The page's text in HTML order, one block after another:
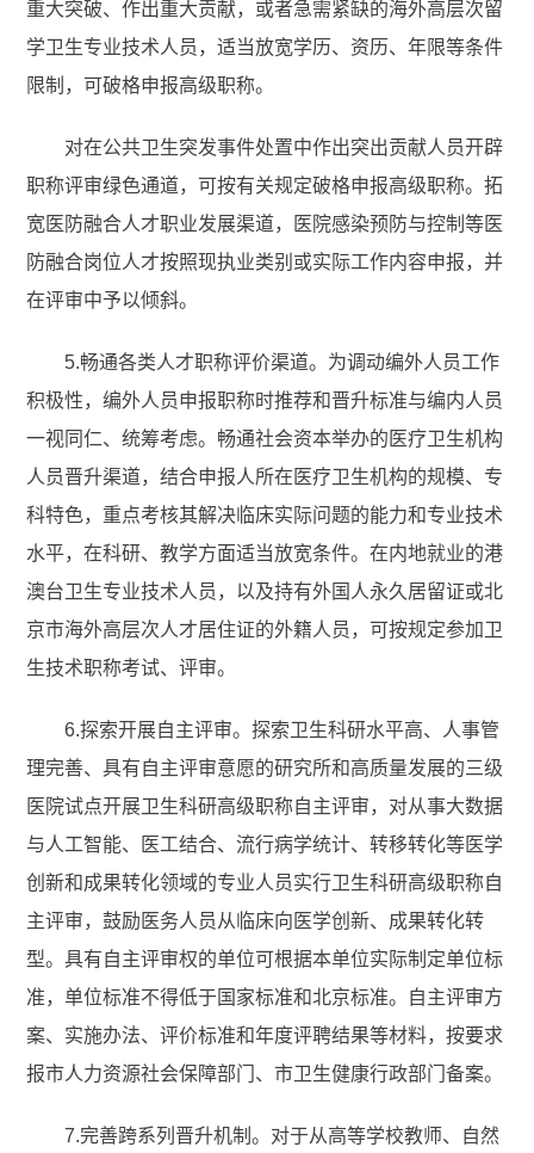
重大突破、作出重大贡献，或者急需紧缺的海外高层次留
学卫生专业技术人员，适当放宽学历、资历、年限等条件
限制，可破格申报高级职称。
对在公共卫生突发事件处置中作出突出贡献人员开辟
职称评审绿色通道，可按有关规定破格申报高级职称。拓
宽医防融合人才职业发展渠道，医院感染预防与控制等医
防融合岗位人才按照现执业类别或实际工作内容申报，并
在评审中予以倾斜。
5.畅通各类人才职称评价渠道。为调动编外人员工作
积极性，编外人员申报职称时推荐和晋升标准与编内人员
一视同仁、统筹考虑。畅通社会资本举办的医疗卫生机构
人员晋升渠道，结合申报人所在医疗卫生机构的规模、专
科特色，重点考核其解决临床实际问题的能力和专业技术
水平，在科研、教学方面适当放宽条件。在内地就业的港
澳台卫生专业技术人员，以及持有外国人永久居留证或北
京市海外高层次人才居住证的外籍人员，可按规定参加卫
生技术职称考试、评审。
6.探索开展自主评审。探索卫生科研水平高、人事管
理完善、具有自主评审意愿的研究所和高质量发展的三级
医院试点开展卫生科研高级职称自主评审，对从事大数据
与人工智能、医工结合、流行病学统计、转移转化等医学
创新和成果转化领域的专业人员实行卫生科研高级职称自
主评审，鼓励医务人员从临床向医学创新、成果转化转
型。具有自主评审权的单位可根据本单位实际制定单位标
准，单位标准不得低于国家标准和北京标准。自主评审方
案、实施办法、评价标准和年度评聘结果等材料，按要求
报市人力资源社会保障部门、市卫生健康行政部门备案。
7.完善跨系列晋升机制。对于从高等学校教师、自然